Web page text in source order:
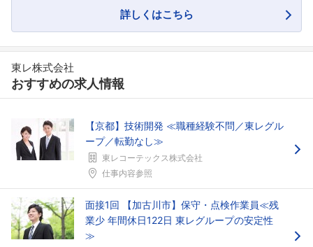
詳しくはこちら
東レ株式会社
おすすめの求人情報
【京都】技術開発 ≪職種経験不問／東レグル
ープ／転勤なし≫
東レコーテックス株式会社
仕事内容参照
面接1回 【加古川市】保守・点検作業員≪残
業少 年間休日122日 東レグループの安定性
≫